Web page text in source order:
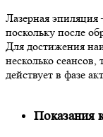
Лазерная
поскольку после
Для достижения
несколько сеансов,
действует в фазе
Показания